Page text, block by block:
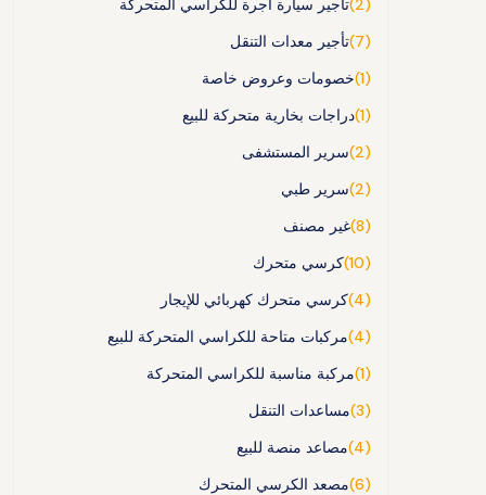
تأجير سيارة أجرة للكراسي المتحركة
(2)
تأجير معدات التنقل
(7)
خصومات وعروض خاصة
(1)
دراجات بخارية متحركة للبيع (1)
سرير المستشفى
(2)
سرير طبي
(2)
غير مصنف
(8)
كرسي متحرك
(10)
كرسي متحرك كهربائي للإيجار
(4)
مركبات متاحة للكراسي المتحركة للبيع
(4)
مركبة مناسبة للكراسي المتحركة
(1)
مساعدات التنقل
(3)
مصاعد منصة للبيع
(4)
مصعد الكرسي المتحرك
(6)